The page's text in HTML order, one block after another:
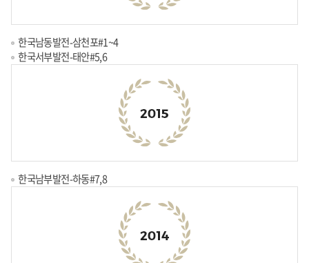
한국남동발전-삼천포#1~4
한국서부발전-태안#5,6
한국남부발전-하동#7,8